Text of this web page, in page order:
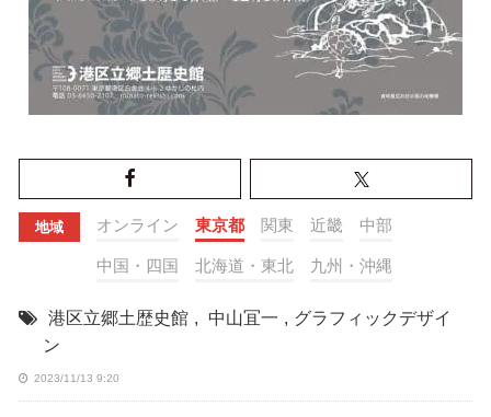
地域 オンライン 東京都 関東 近畿 中部
中国・四国 北海道・東北 九州・沖縄
港区立郷土歴史館 , 中山冝一 , グラフィックデザイ
ン
2023/11/13 9:20